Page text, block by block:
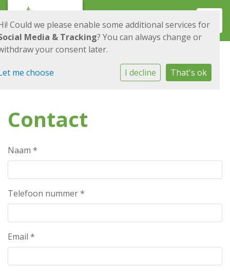
Contact
Naam *
Telefoon nummer*
Email *
Could we please enable some additional services for
Media & Tracking? You can always change or
your consent later.
me choose I decline That's ok